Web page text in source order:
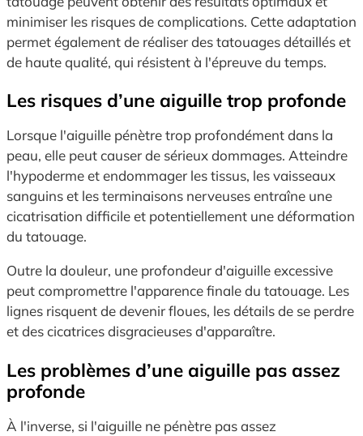
minimiser les risques de complications. Cette adaptation
permet également de réaliser des tatouages détaillés et
de haute qualité, qui résistent à l'épreuve du temps.
Les risques d’une aiguille trop profonde
Lorsque l'aiguille pénètre trop profondément dans la
peau, elle peut causer de sérieux dommages. Atteindre
l'hypoderme et endommager les tissus, les vaisseaux
sanguins et les terminaisons nerveuses entraîne une
cicatrisation difficile et potentiellement une déformation
du tatouage.
Outre la douleur, une profondeur d'aiguille excessive
peut compromettre l'apparence finale du tatouage. Les
lignes risquent de devenir floues, les détails de se perdre
et des cicatrices disgracieuses d'apparaître.
Les problèmes d’une aiguille pas assez
profonde
À l'inverse, si l'aiguille ne pénètre pas assez